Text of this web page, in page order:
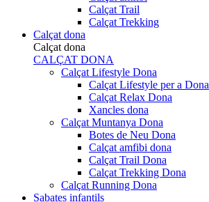
Calçat Trail
Calçat Trekking
Calçat dona
Calçat dona
CALÇAT DONA
Calçat Lifestyle Dona
Calçat Lifestyle per a Dona
Calçat Relax Dona
Xancles dona
Calçat Muntanya Dona
Botes de Neu Dona
Calçat amfibi dona
Calçat Trail Dona
Calçat Trekking Dona
Calçat Running Dona
Sabates infantils